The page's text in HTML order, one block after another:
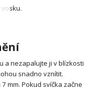
a nezapalujte ji v blízkosti
snadno vznítit.
mm. Pokud svíčka začne